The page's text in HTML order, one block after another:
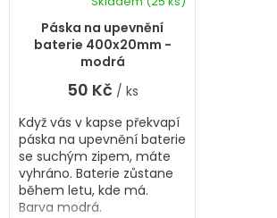
Páska na upevnění
baterie 400x20mm -
modrá
50 Kč / ks
Když vás v kapse překvapí
páska na upevnění baterie
se suchým zipem, máte
vyhráno. Baterie zůstane
během letu, kde má.
Barva modrá.